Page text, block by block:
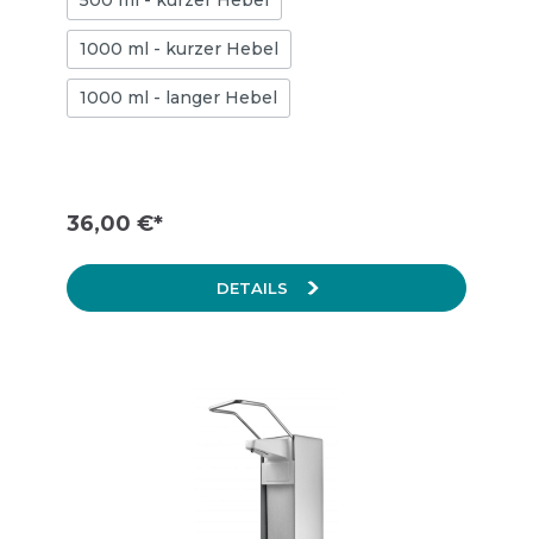
Lotionen geeignet. Er verfügt über einen
kurzen Armhebel und eine Kunststoffpumpe.
Ersatzpumpen für den hygienischen Tausch
finden Sie ebenfalls bei uns im Shop.
1000 ml - kurzer Hebel
1000 ml - langer Hebel
36,00 €*
DETAILS